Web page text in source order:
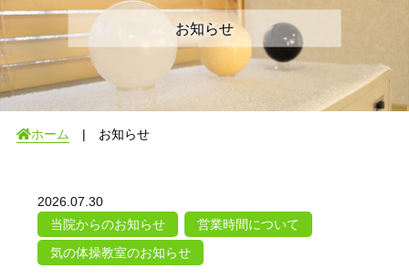
お知らせ
ホーム | お知らせ
2026.07.30
当院からのお知らせ
営業時間について
気の体操教室のお知らせ